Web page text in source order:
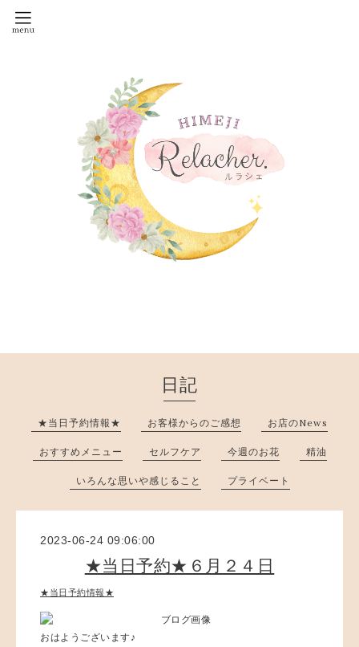
日記
★当日予約情報★ お客様からのご感想 お店のNews
おすすめメニュー セルフケア 今週のお花 精油
いろんな思いや感じること プライベート
2023-06-24 09:06:00
★当日予約★６月２４日
★当日予約情報★
おはようございます♪